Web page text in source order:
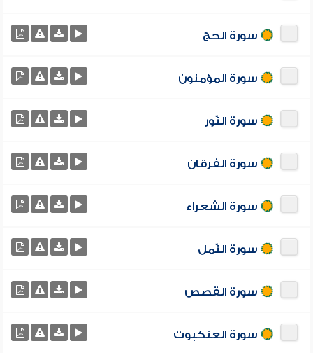
سورة الحج
سورة المؤمنون
سورة النّور
سورة الفرقان
سورة الشعراء
سورة النّمل
سورة القصص
سورة العنكبوت